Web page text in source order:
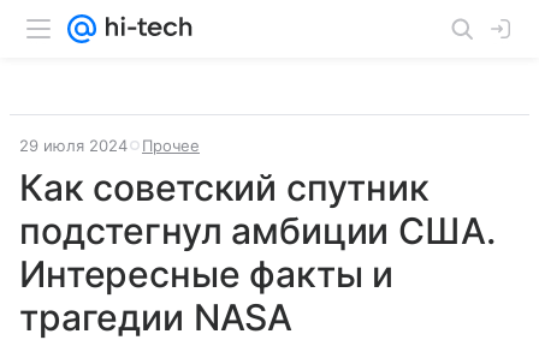
29 июля 2024 Прочее
Как советский спутник
подстегнул амбиции США.
Интересные факты и
трагедии NASA